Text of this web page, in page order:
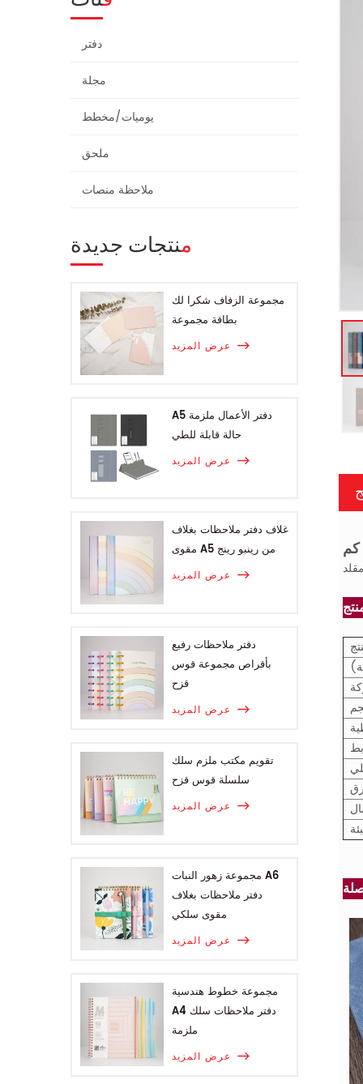
دفتر
مجلة
يوميات/مخطط
ملحق
ملاحظة منصات
منتجات جديدة
مجموعة الزفاف شكرا لك
بطاقة مجموعة
عرض المزيد
A5 دفتر الأعمال ملزمة
حالة قابلة للطي
عرض المزيد
غلاف دفتر ملاحظات بغلاف
مقوى A5 من رينبو رينج
عرض المزيد
دفتر ملاحظات رفيع
بأقراص مجموعة قوس
قزح
عرض المزيد
تقويم مكتب ملزم سلك
سلسلة قوس قزح
عرض المزيد
مجموعة زهور النبات A6
دفتر ملاحظات بغلاف
مقوى سلكي
عرض المزيد
مجموعة خطوط هندسية
A4 دفتر ملاحظات سلك
ملزمة
عرض المزيد